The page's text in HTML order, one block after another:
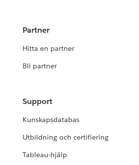
Partner
Hitta en partner
Bli partner
Support
Kunskapsdatabas
Utbildning och certifiering
Tableau-hjälp